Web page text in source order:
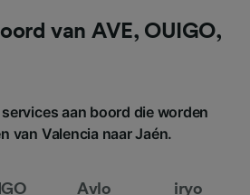
van AVE, OUIGO,
aan boord die worden
van Valencia naar Jaén.
Avlo iryo